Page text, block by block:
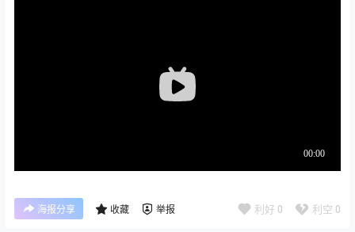
海报分享 收藏 举报 利好 0 利空 0